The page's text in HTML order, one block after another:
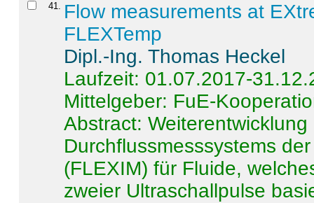
41. Flow measurements at
FLEXTemp
Dipl.-Ing. Thomas Heckel
Laufzeit: 01.07.2017-
Mittelgeber: FuE-
Abstract:
Durchflussmesssystems
(FLEXIM) für Fluide,
zweier Ultraschallpulse